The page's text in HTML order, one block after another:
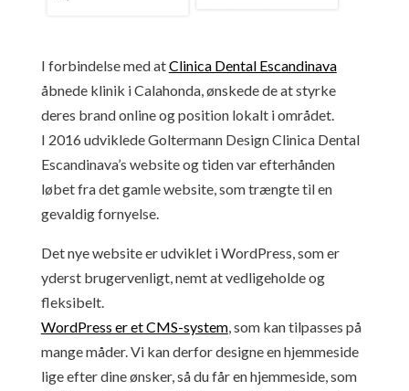
I forbindelse med atClinica Dental Escandinava
åbnede klinik i Calahonda, ønskede de at styrke
deres brand online og position lokalt i området.
I 2016 udviklede Goltermann Design Clinica Dental
Escandinava’s website og tiden var efterhånden
løbet fra det gamle website, som trængte til en
gevaldig fornyelse.
Det nye website er udviklet i WordPress, som er
yderst brugervenligt, nemt at vedligeholde og
fleksibelt.
WordPress er et CMS-system, som kan tilpasses på
mange måder. Vi kan derfor designe en hjemmeside
lige efter dine ønsker, så du får en hjemmeside, som